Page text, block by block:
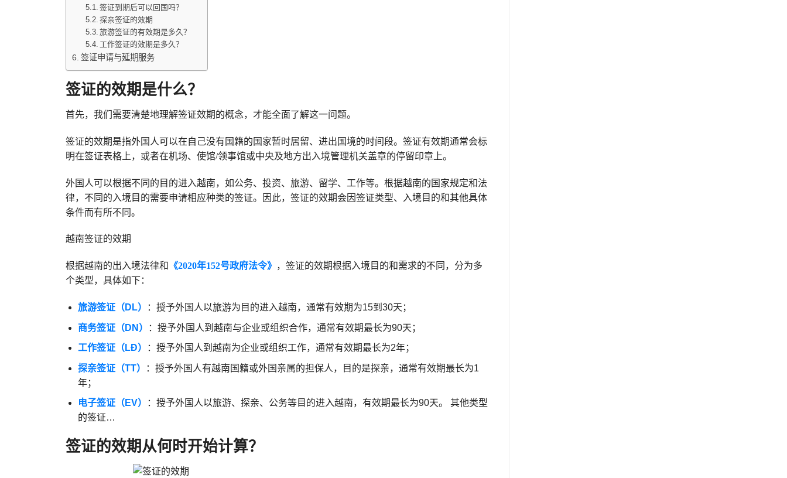
签证到期后可以回国吗？
探亲签证的效期
旅游签证的有效期是多久？
工作签证的效期是多久？
签证申请与延期服务
签证的效期是什么？
首先，我们需要清楚地理解签证效期的概念，才能全面了解这一问题。
签证的效期是指外国人可以在自己没有国籍的国家暂时居留、进出国境的时间段。签证有效期通常会标
明在签证表格上，或者在机场、使馆/领事馆或中央及地方出入境管理机关盖章的停留印章上。
外国人可以根据不同的目的进入越南，如公务、投资、旅游、留学、工作等。根据越南的国家规定和法
律，不同的入境目的需要申请相应种类的签证。因此，签证的效期会因签证类型、入境目的和其他具体
条件而有所不同。
越南签证的效期
根据越南的出入境法律和 《2020年152号政府法令》 ，签证的效期根据入境目的和需求的不同，分为多
个类型，具体如下：
旅游签证（DL） ：授予外国人以旅游为目的进入越南，通常有效期为15到30天；
商务签证（DN） ：授予外国人到越南与企业或组织合作，通常有效期最长为90天；
工作签证（LĐ） ：授予外国人到越南为企业或组织工作，通常有效期最长为2年；
探亲签证（TT）
：授予外国人有越南国籍或外国亲属的担保人，目的是探亲，通常有效期最长为1
年；
电子签证（EV）
：授予外国人以旅游、探亲、公务等目的进入越南，有效期最长为90天。 其他类型
的签证…
签证的效期从何时开始计算？